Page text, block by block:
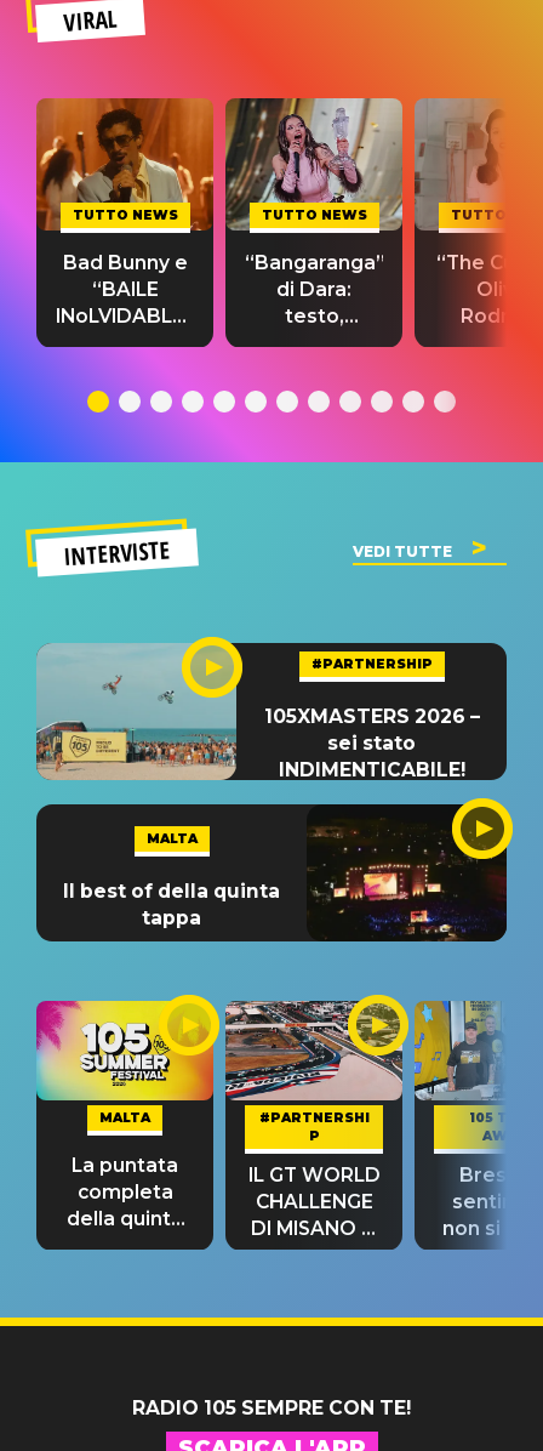
VIRAL
TUTTO NEWS
Bad Bunny e
“BAILE
INoLVIDABLE”:
testo,
significato
TUTTO NEWS
“Bangaranga”
di Dara:
testo,
traduzione e
del singolo
TUTTO
“The
Olivia
testo,
INTERVISTE VEDI TUTTE
#PARTNERSHIP
105XMASTERS 2026 –
sei stato
INDIMENTICABILE!
MALTA
Il best of della quinta
tappa
MALTA
La puntata
completa
della quinta
tappa
#PARTNERSHI
P
IL GT WORLD
CHALLENGE
DI MISANO si
riconferma
105 TAKE
AWAY
Bresh:
non si
fino alla
RADIO 105 SEMPRE CON TE!